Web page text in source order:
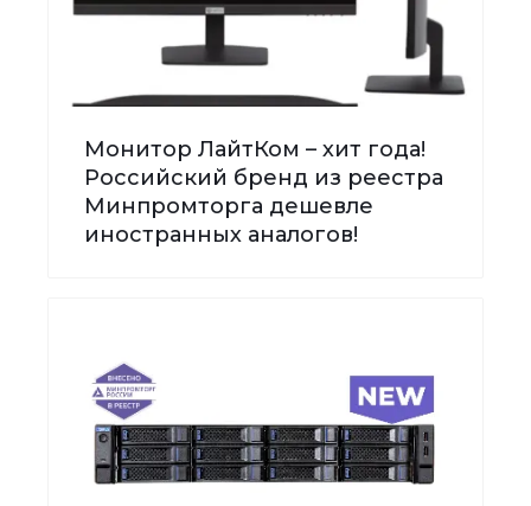
Монитор ЛайтКом – хит года!
Российский бренд из реестра
Минпромторга дешевле
иностранных аналогов!